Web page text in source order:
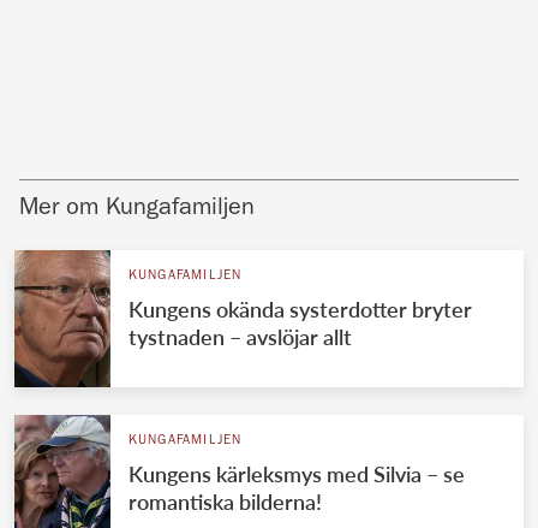
Mer om Kungafamiljen
KUNGAFAMILJEN
Kungens okända systerdotter bryter
tystnaden – avslöjar allt
KUNGAFAMILJEN
Kungens kärleksmys med Silvia – se
romantiska bilderna!